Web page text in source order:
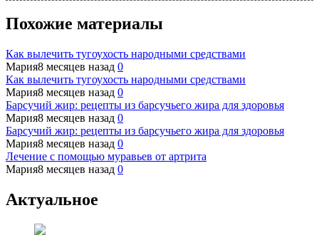
Похожие материалы
Как вылечить тугоухость народными средствами
Мария8 месяцев назад 0
Как вылечить тугоухость народными средствами
Мария8 месяцев назад 0
Барсучий жир: рецепты из барсучьего жира для здоровья
Мария8 месяцев назад 0
Барсучий жир: рецепты из барсучьего жира для здоровья
Мария8 месяцев назад 0
Лечение с помощью муравьев от артрита
Мария8 месяцев назад 0
Актуальное